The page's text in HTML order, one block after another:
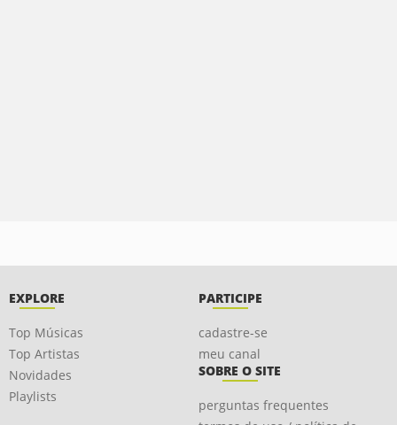
EXPLORE
Top Músicas
Top Artistas
Novidades
Playlists
PARTICIPE
cadastre-se
meu canal
SOBRE O SITE
perguntas frequentes